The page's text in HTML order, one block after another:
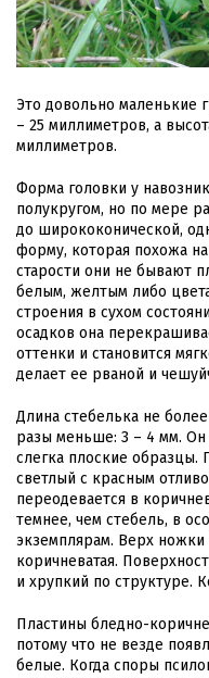
Это довольно маленькие
– 25 миллиметров, а
миллиметров.
Форма головки у
полукругом, но по мере
до ширококонической,
форму, которая похожа
старости они не бывают
белым, желтым либо
строения в сухом
осадков она
оттенки и становится
делает ее рваной и
Длина стебелька не
разы меньше: 3 – 4 мм. Он
слегка плоские образцы.
светлый с красным
переодевается в
темнее, чем стебель, в
экземплярам. Верх ножки
коричневатая.
и хрупкий по структуре.
Пластины бледно-
потому что не везде
белые. Когда споры